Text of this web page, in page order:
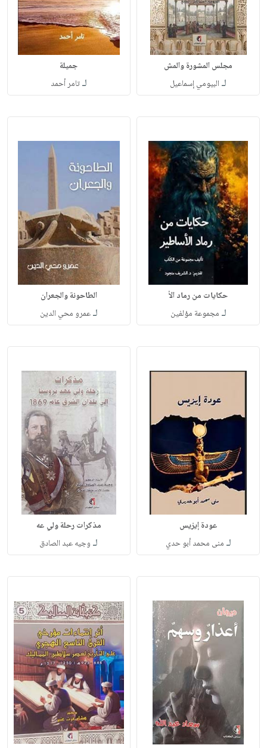
مجلس المشورة والمش
لـ البيومي إسماعيل
جميلة
لـتامر أحمد
حكايات من رماد الأ
لـ مجموعة مؤلفين
الطاحونة والجعران
لـعمرو محي الدين
عودة إيزيس
لـ منى محمد أبو حدي
مذكرات رحلة ولي عه
لـ وجيه عبد الصادق